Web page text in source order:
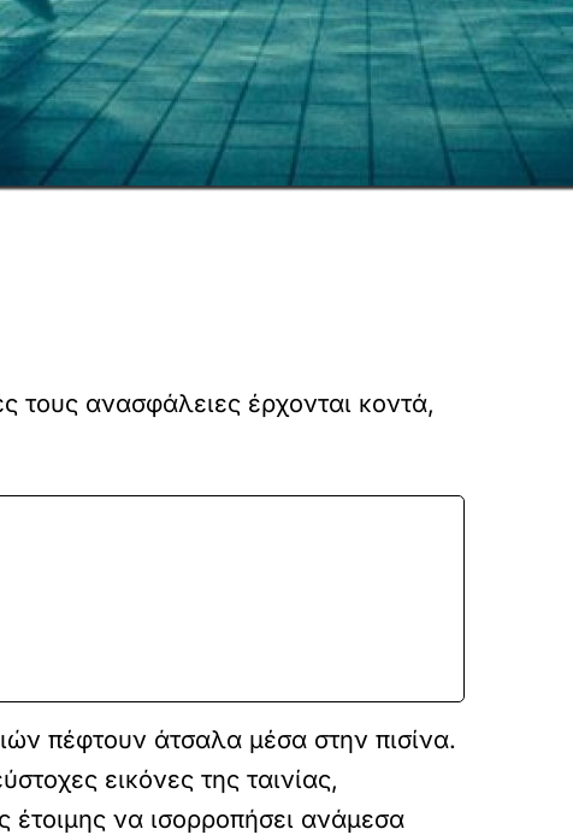
τους ανασφάλειες έρχονται κοντά,
πέφτουν άτσαλα μέσα στην πισίνα.
εικόνες της ταινίας,
έτοιμης να ισορροπήσει ανάμεσα